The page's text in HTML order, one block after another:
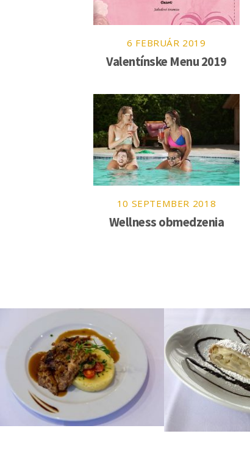
6 FEBRUÁR 2019
Valentínske Menu 2019
10 SEPTEMBER 2018
Wellness obmedzenia